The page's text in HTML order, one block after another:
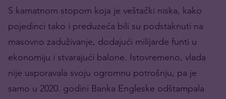
S kamatnom stopom koja je veštački niska, kako
pojedinci tako i preduzeća bili su podstaknuti na
masovno zaduživanje, dodajući milijarde funti u
ekonomiju i stvarajući balone. Istovremeno, vlada
nije usporavala svoju ogromnu potrošnju, pa je
samo u 2020. godini Banka Engleske odštampala